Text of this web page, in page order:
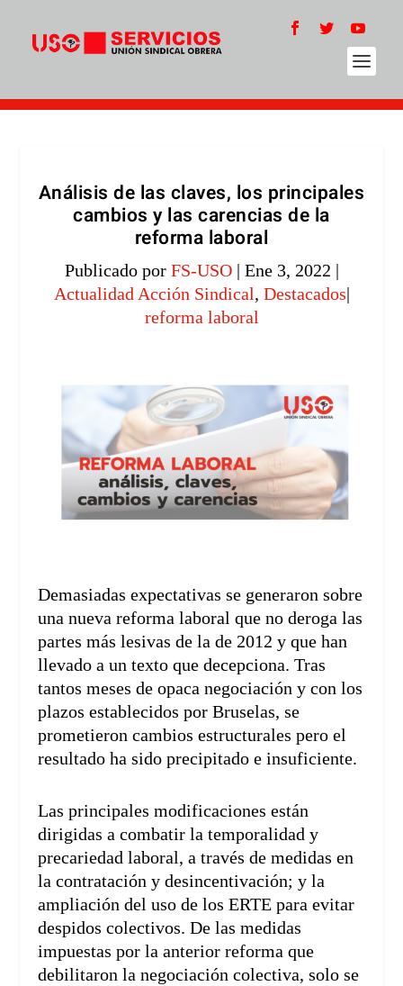
Análisis de las claves, los principales
cambios y las carencias de la
reforma laboral
Publicado por FS-USO| Ene 3, 2022 |
Actualidad Acción Sindical, Destacados|
reforma laboral
Demasiadas expectativas se generaron sobre
una nueva reforma laboral que no deroga las
partes más lesivas de la de 2012 y que han
llevado a un texto que decepciona. Tras
tantos meses de opaca negociación y con los
plazos establecidos por Bruselas, se
prometieron cambios estructurales pero el
resultado ha sido precipitado e insuficiente.
Las principales modificaciones están
dirigidas a combatir la temporalidad y
precariedad laboral, a través de medidas en
la contratación y desincentivación; y la
ampliación del uso de los ERTE para evitar
despidos colectivos. De las medidas
impuestas por la anterior reforma que
debilitaron la negociación colectiva, solo se